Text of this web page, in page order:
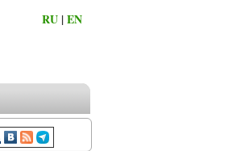
RU |EN